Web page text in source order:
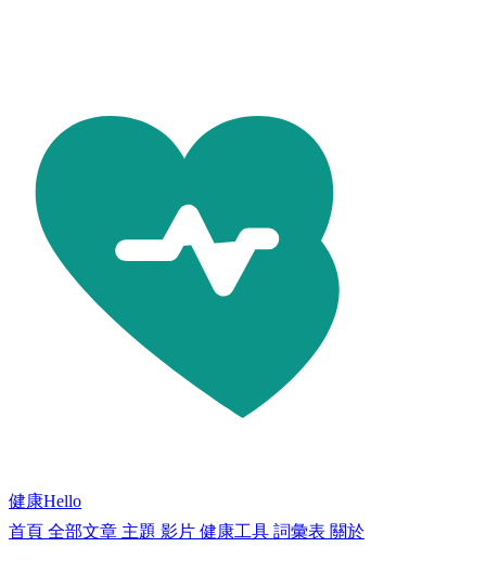
健康Hello
首頁 全部文章 主題 影片 健康工具 詞彙表 關於